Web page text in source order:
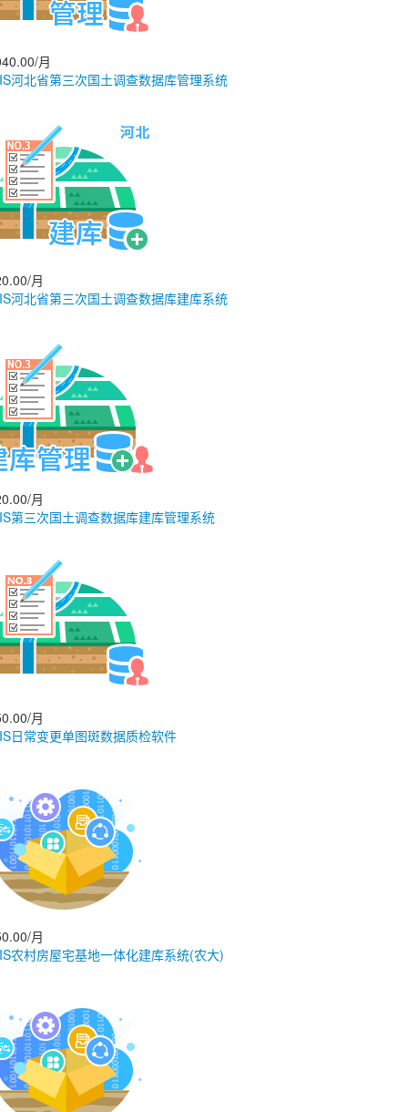
月
河北省第三次国土调查数据库管理系统
月
河北省第三次国土调查数据库建库系统
月
第三次国土调查数据库建库管理系统
月
日常变更单图斑数据质检软件
月
农村房屋宅基地一体化建库系统(农大)